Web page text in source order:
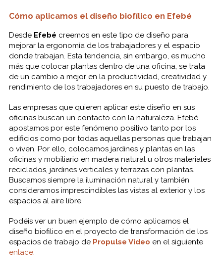
Cómo aplicamos el diseño biofílico en Efebé
Desde Efebé creemos en este tipo de diseño para
mejorar la ergonomía de los trabajadores y el espacio
donde trabajan. Esta tendencia, sin embargo, es mucho
más que colocar plantas dentro de una oficina, se trata
de un cambio a mejor en la productividad, creatividad y
rendimiento de los trabajadores en su puesto de trabajo.
Las empresas que quieren aplicar este diseño en sus
oficinas buscan un contacto con la naturaleza. Efebé
apostamos por este fenómeno positivo tanto por los
edificios como por todas aquellas personas que trabajan
o viven. Por ello, colocamos jardines y plantas en las
oficinas y mobiliario en madera natural u otros materiales
reciclados, jardines verticales y terrazas con plantas.
Buscamos siempre la iluminación natural y también
consideramos imprescindibles las vistas al exterior y los
espacios al aire libre.
Podéis ver un buen ejemplo de cómo aplicamos el
diseño biofilico en el proyecto de transformación de los
espacios de trabajo de Propulse Video en el siguiente
enlace.